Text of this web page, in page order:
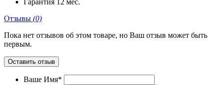
Гарантия 12 мес.
Отзывы (0)
Пока нет отзывов об этом товаре, но Ваш отзыв может быть
первым.
Оставить отзыв
Ваше Имя*